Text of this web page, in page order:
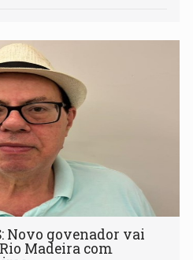
Novo govenador vai
Madeira com